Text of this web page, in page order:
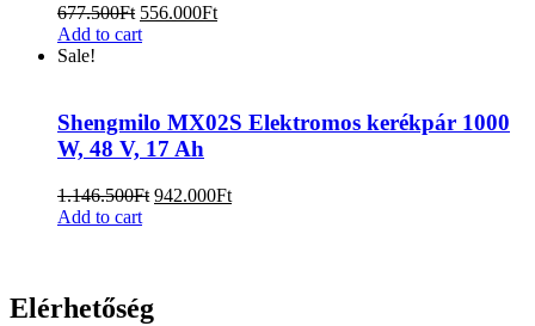
677.500Ft 556.000Ft
Add to cart
Sale!
Shengmilo MX02S Elektromos kerékpár 1000
W, 48 V, 17 Ah
1.146.500Ft 942.000Ft
Add to cart
Elérhetőség